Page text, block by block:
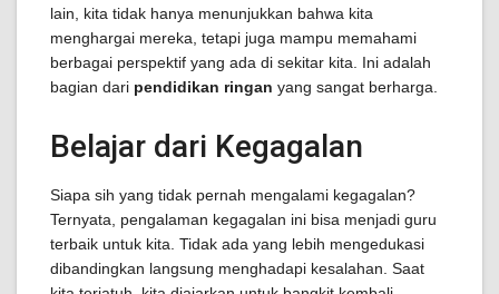
lain, kita tidak hanya menunjukkan bahwa kita
menghargai mereka, tetapi juga mampu memahami
berbagai perspektif yang ada di sekitar kita. Ini adalah
bagian dari pendidikan ringan yang sangat berharga.
Belajar dari Kegagalan
Siapa sih yang tidak pernah mengalami kegagalan?
Ternyata, pengalaman kegagalan ini bisa menjadi guru
terbaik untuk kita. Tidak ada yang lebih mengedukasi
dibandingkan langsung menghadapi kesalahan. Saat